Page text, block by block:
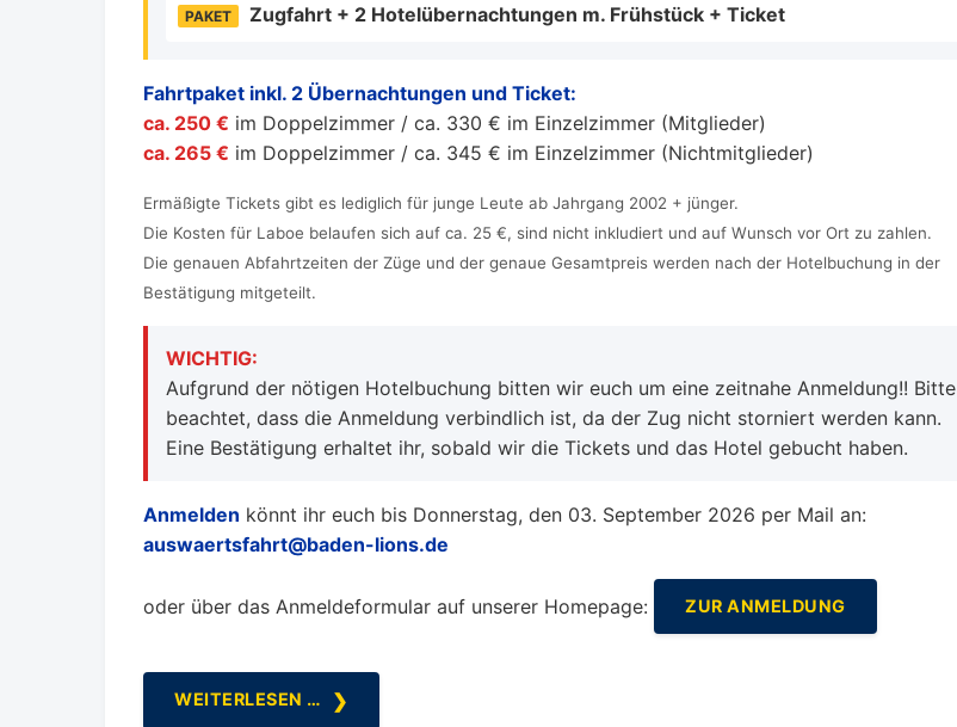
PAKET Zugfahrt + 2 Hotelübernachtungen m. Frühstück + Ticket
Fahrtpaket inkl. 2 Übernachtungen und Ticket:
ca. 250 € im Doppelzimmer / ca. 330 € im Einzelzimmer (Mitglieder)
ca. 265 € im Doppelzimmer / ca. 345 € im Einzelzimmer (Nichtmitglieder)
Ermäßigte Tickets gibt es lediglich für junge Leute ab Jahrgang 2002 + jünger.
Die Kosten für Laboe belaufen sich auf ca. 25 €, sind nicht inkludiert und auf Wunsch vor Ort zu zahlen.
Die genauen Abfahrtzeiten der Züge und der genaue Gesamtpreis werden nach der Hotelbuchung in der
Bestätigung mitgeteilt.
WICHTIG:
Aufgrund der nötigen Hotelbuchung bitten wir euch um eine zeitnahe Anmeldung!! Bitte
beachtet, dass die Anmeldung verbindlich ist, da der Zug nicht storniert werden kann.
Eine Bestätigung erhaltet ihr, sobald wir die Tickets und das Hotel gebucht haben.
Anmelden könnt ihr euch bis Donnerstag, den 03. September 2026 per Mail an:
auswaertsfahrt@baden-lions.de
oder über das Anmeldeformular auf unserer Homepage: ZUR ANMELDUNG
WEITERLESEN …